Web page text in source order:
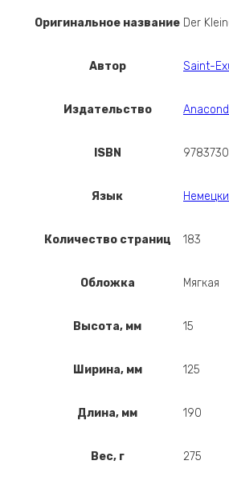
Оригинальное название Der
Автор Saint-
Издательство
ISBN
Язык
Количество страниц 183
Обложка Мягкая
Высота, мм 15
Ширина, мм 125
Длина, мм 190
Вес, г 275